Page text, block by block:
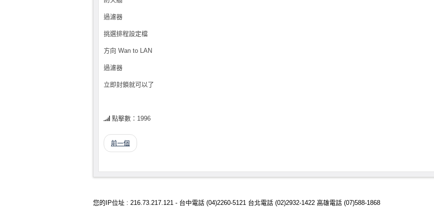
過濾器
挑選排程設定檔
方向 Wan to LAN
過濾器
立即封鎖就可以了
點擊數：1996
前一個
您的IP位址 : 216.73.217.121 - 台中電話 (04)2260-5121 台北電話 (02)2932-1422 高雄電話 (07)588-1868